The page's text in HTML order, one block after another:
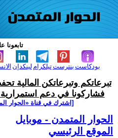
تابعونا
لينكدإن تيلكرامبنترست بودكاست
تبرعاتكم وتبرعاتكن المالية
فشاركونا في دعم استمرارية
[اشترك في قناة ‫«الحوار
الحوار المتمدن - موبايل
الموقع الرئيسي